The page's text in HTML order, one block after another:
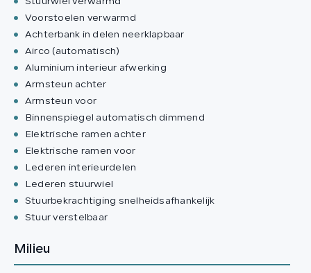
Voorstoelen verwarmd
Achterbank in delen neerklapbaar
Airco (automatisch)
Aluminium interieur afwerking
Armsteun achter
Armsteun voor
Binnenspiegel automatisch dimmend
Elektrische ramen achter
Elektrische ramen voor
Lederen interieurdelen
Lederen stuurwiel
Stuurbekrachtiging snelheidsafhankelijk
Stuur verstelbaar
Milieu